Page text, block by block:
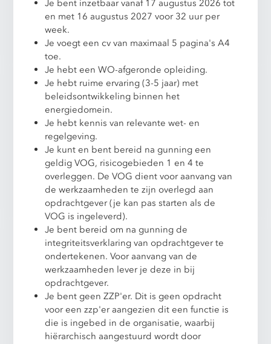
Je bent inzetbaar vanaf 17 augustus 2026 tot
en met 16 augustus 2027 voor 32 uur per
week.
Je voegt een cv van maximaal 5 pagina's A4
toe.
Je hebt een WO-afgeronde opleiding.
Je hebt ruime ervaring (3-5 jaar) met
beleidsontwikkeling binnen het
energiedomein.
Je hebt kennis van relevante wet- en
regelgeving.
Je kunt en bent bereid na gunning een
geldig VOG, risicogebieden 1 en 4 te
overleggen. De VOG dient voor aanvang van
de werkzaamheden te zijn overlegd aan
opdrachtgever (je kan pas starten als de
VOG is ingeleverd).
Je bent bereid om na gunning de
integriteitsverklaring van opdrachtgever te
ondertekenen. Voor aanvang van de
werkzaamheden lever je deze in bij
opdrachtgever.
Je bent geen ZZP'er. Dit is geen opdracht
voor een zzp'er aangezien dit een functie is
die is ingebed in de organisatie, waarbij
hiërarchisch aangestuurd wordt door